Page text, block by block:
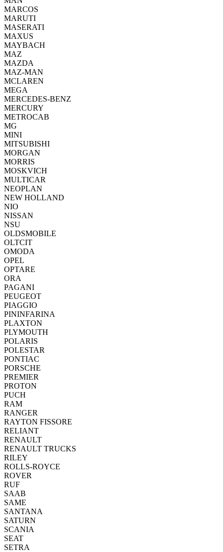
MARCOS
MARUTI
MASERATI
MAXUS
MAYBACH
MAZ
MAZDA
MAZ-MAN
MCLAREN
MEGA
MERCEDES-BENZ
MERCURY
METROCAB
MG
MINI
MITSUBISHI
MORGAN
MORRIS
MOSKVICH
MULTICAR
NEOPLAN
NEW HOLLAND
NIO
NISSAN
NSU
OLDSMOBILE
OLTCIT
OMODA
OPEL
OPTARE
ORA
PAGANI
PEUGEOT
PIAGGIO
PININFARINA
PLAXTON
PLYMOUTH
POLARIS
POLESTAR
PONTIAC
PORSCHE
PREMIER
PROTON
PUCH
RAM
RANGER
RAYTON FISSORE
RELIANT
RENAULT
RENAULT TRUCKS
RILEY
ROLLS-ROYCE
ROVER
RUF
SAAB
SAME
SANTANA
SATURN
SCANIA
SEAT
SETRA